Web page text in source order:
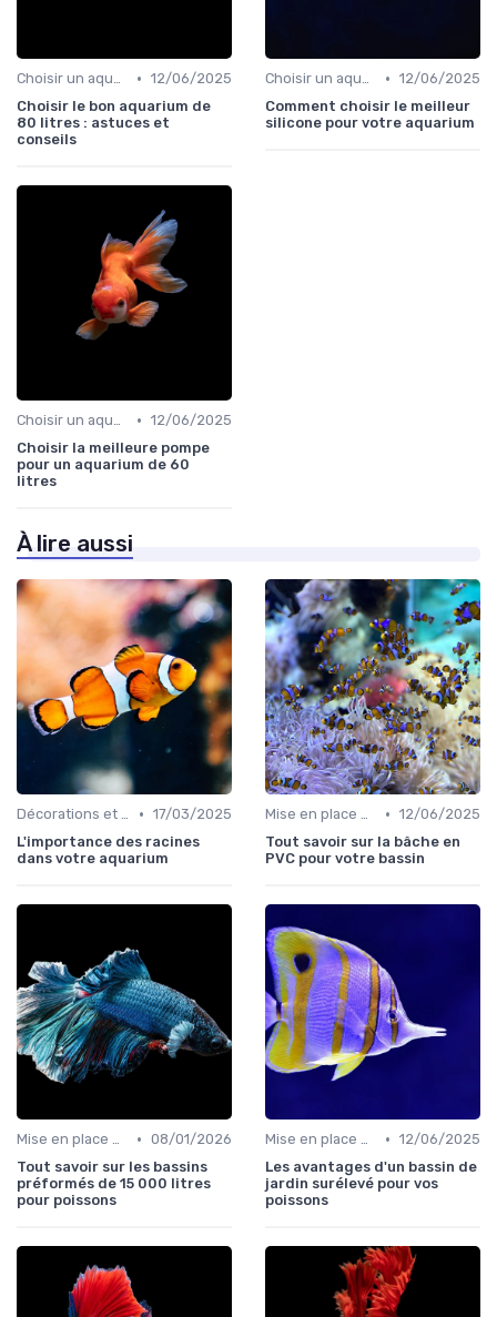
Choisir un aquarium • 12/06/2025
Choisir le bon aquarium de
80 litres : astuces et
conseils
Choisir un aquarium • 12/06/2025
Comment choisir le meilleur
silicone pour votre aquarium
Choisir un aquarium • 12/06/2025
Choisir la meilleure pompe
pour un aquarium de 60
litres
À lire aussi
Décorations et plantes • 17/03/2025
L'importance des racines
dans votre aquarium
Mise en place d'un écosystème • 12/06/2025
Tout savoir sur la bâche en
PVC pour votre bassin
Mise en place d'un écosystème • 08/01/2026
Tout savoir sur les bassins
préformés de 15 000 litres
pour poissons
Mise en place d'un écosystème • 12/06/2025
Les avantages d'un bassin de
jardin surélevé pour vos
poissons